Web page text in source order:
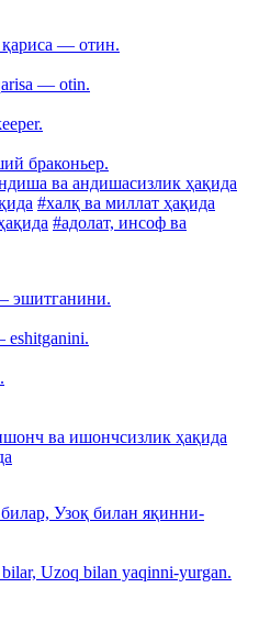
қариса — отин.
— otin.
браконьер.
ва андишасизлик ҳақида
#халқ ва миллат ҳақида
#адолат, инсоф ва
эшитганини.
eshitganini.
ва ишончсизлик ҳақида
Узоқ билан яқинни-
Uzoq bilan yaqinni-yurgan.